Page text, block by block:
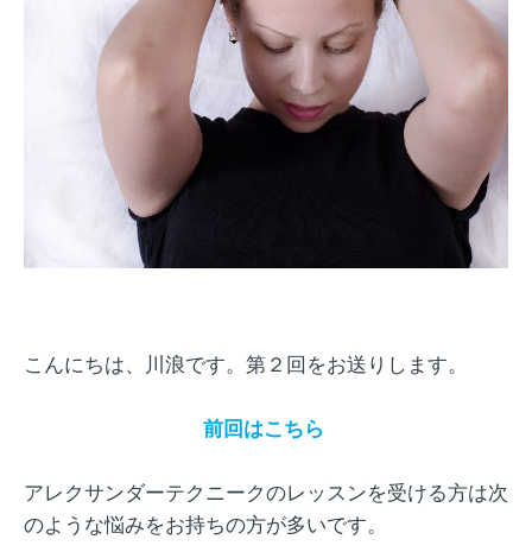
こんにちは、川浪です。第２回をお送りします。
前回はこちら
アレクサンダーテクニークのレッスンを受ける方は次
のような悩みをお持ちの方が多いです。